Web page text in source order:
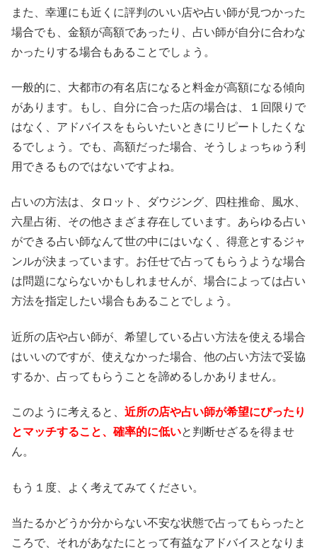
また、幸運にも近くに評判のいい店や占い師が見つかった
場合でも、金額が高額であったり、占い師が自分に合わな
かったりする場合もあることでしょう。
一般的に、大都市の有名店になると料金が高額になる傾向
があります。もし、自分に合った店の場合は、１回限りで
はなく、アドバイスをもらいたいときにリピートしたくな
るでしょう。でも、高額だった場合、そうしょっちゅう利
用できるものではないですよね。
占いの方法は、タロット、ダウジング、四柱推命、風水、
六星占術、その他さまざま存在しています。あらゆる占い
ができる占い師なんて世の中にはいなく、得意とするジャ
ンルが決まっています。お任せで占ってもらうような場合
は問題にならないかもしれませんが、場合によっては占い
方法を指定したい場合もあることでしょう。
近所の店や占い師が、希望している占い方法を使える場合
はいいのですが、使えなかった場合、他の占い方法で妥協
するか、占ってもらうことを諦めるしかありません。
このように考えると、 近所の店や占い師が希望にぴったり
とマッチすること、確率的に低いと判断せざるを得ませ
ん。
もう１度、よく考えてみてください。
当たるかどうか分からない不安な状態で占ってもらったと
ころで、それがあなたにとって有益なアドバイスとなりま